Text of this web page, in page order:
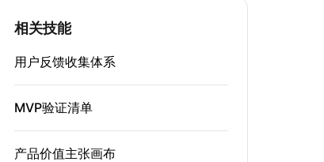
相关技能
用户反馈收集体系
MVP验证清单
产品价值主张画布